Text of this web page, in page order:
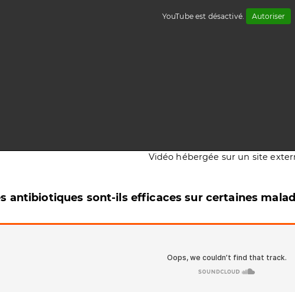
YouTube est désactivé. Autoriser
Vidéo hébergée sur un site
antibiotiques sont-ils efficaces sur certaines